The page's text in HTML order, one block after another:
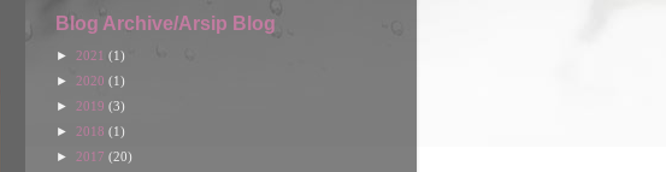
Blog Archive/Arsip Blog
► 2021 (1)
► 2020 (1)
► 2019 (3)
► 2018 (1)
► 2017 (20)